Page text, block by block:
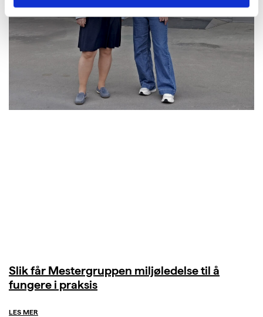
Slik får Mestergruppen miljøledelse til å
fungere i praksis
LES MER